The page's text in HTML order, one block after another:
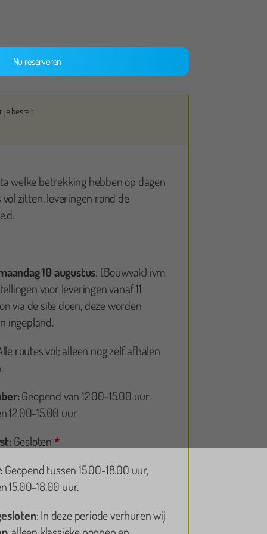
Nu reserveren
je bestelt
welke betrekking hebben op dagen
zitten, leveringen rond de
10 augustus: (Bouwvak) ivm
voor leveringen vanaf 11
via de site doen, deze worden
ingepland.
routes vol; alleen nog zelf afhalen
Geopend van 12.00-15.00 uur,
12.00-15.00 uur
Gesloten *
Geopend tussen 15.00-18.00 uur,
15.00-18.00 uur.
: In deze periode verhuren wij
goede service! En een ruime keuze aan gekke poppen.
aanrader!
Kim
oplaaspoppen bij gekkepoppen besteld. En nu
het eerst een geboortebord! Altijd goede service! 👌🏻